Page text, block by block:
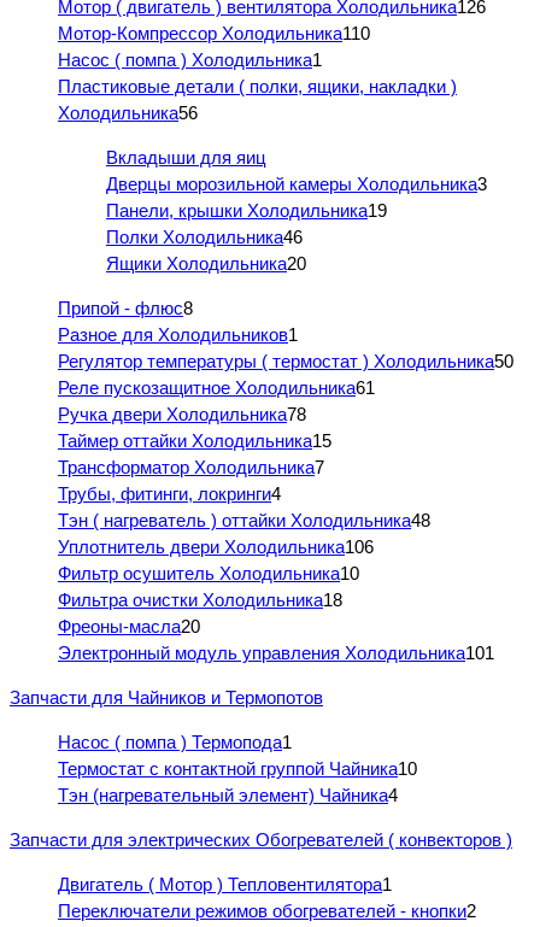
Мотор ( двигатель ) вентилятора Холодильника126
Мотор-Компрессор Холодильника110
Насос ( помпа ) Холодильника1
Пластиковые детали ( полки, ящики, накладки )
Холодильника56
Вкладыши для яиц
Дверцы морозильной камеры Холодильника3
Панели, крышки Холодильника19
Полки Холодильника46
Ящики Холодильника20
Припой - флюс8
Разное для Холодильников1
Регулятор температуры ( термостат ) Холодильника50
Реле пускозащитное Холодильника61
Ручка двери Холодильника78
Таймер оттайки Холодильника15
Трансформатор Холодильника7
Трубы, фитинги, локринги4
Тэн ( нагреватель ) оттайки Холодильника48
Уплотнитель двери Холодильника106
Фильтр осушитель Холодильника10
Фильтра очистки Холодильника18
Фреоны-масла20
Электронный модуль управления Холодильника101
Запчасти для Чайников и Термопотов
Насос ( помпа ) Термопода1
Термостат с контактной группой Чайника10
Тэн (нагревательный элемент) Чайника4
Запчасти для электрических Обогревателей ( конвекторов )
Двигатель ( Мотор ) Тепловентилятора1
Переключатели режимов обогревателей - кнопки2